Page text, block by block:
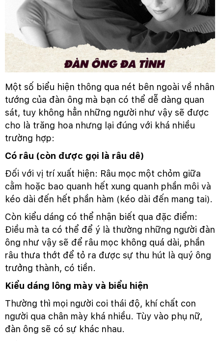
Một số biểu hiện thông qua nét bên ngoài về nhân
tướng của đàn ông mà bạn có thể dễ dàng quan
sát, tuy không hẳn những người như vậy sẽ được
cho là trăng hoa nhưng lại đúng với khá nhiều
trường hợp:
Có râu (còn được gọi là râu dê)
Đối với vị trí xuất hiện: Râu mọc một chỏm giữa
cằm hoặc bao quanh hết xung quanh phần môi và
kéo dài đến hết phần hàm (kéo dài đến mang tai).
Còn kiểu dáng có thể nhận biết qua đặc điểm:
Điều mà ta có thể để ý là thường những người đàn
ông như vậy sẽ để râu mọc không quá dài, phần
râu thưa thớt để tỏ ra được sự thu hút là quý ông
trưởng thành, có tiền.
Kiểu dáng lông mày và biểu hiện
Thường thì mọi người coi thái độ, khí chất con
người qua chân mày khá nhiều. Tùy vào phụ nữ,
đàn ông sẽ có sự khác nhau.